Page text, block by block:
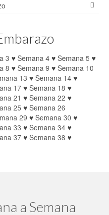
3 ♥ Semana 4 ♥ Semana 5 ♥
8 ♥ Semana 9 ♥ Semana 10
13 ♥ Semana 14 ♥
17♥ Semana 18 ♥
21 ♥ Semana 22 ♥
25 ♥ Semana 26
29 ♥ Semana 30 ♥
33 ♥ Semana 34 ♥
37♥ Semana 38 ♥
a Semana